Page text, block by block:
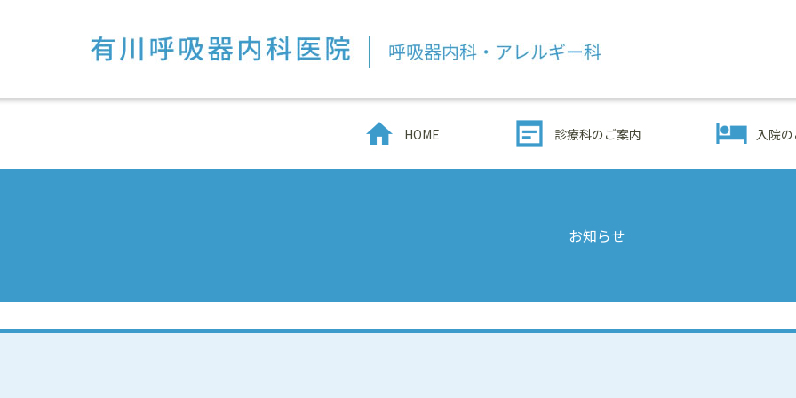
HOME 診療科のご案内 入院
お知らせ